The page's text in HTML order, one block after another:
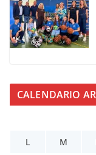
CALENDARIO
L
M